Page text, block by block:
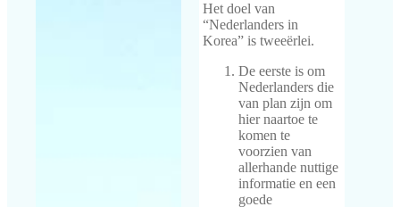
Het doel van
“Nederlanders in
Korea” is tweeërlei.
De eerste is om
Nederlanders die
van plan zijn om
hier naartoe te
komen te
voorzien van
allerhande nuttige
informatie en een
goede